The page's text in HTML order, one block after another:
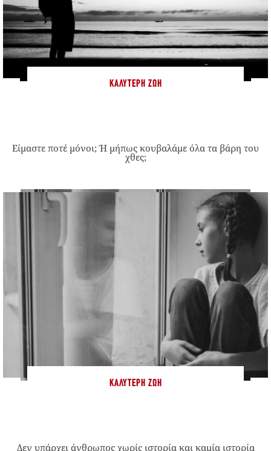
ΚΑΛΎΤΕΡΗ ΖΩΉ
Είμαστε ποτέ μόνοι; Ή μήπως κουβαλάμε όλα τα βάρη του
χθες;
ΚΑΛΎΤΕΡΗ ΖΩΉ
Δεν υπάρχει άνθρωπος χωρίς ιστορία και καμία ιστορία